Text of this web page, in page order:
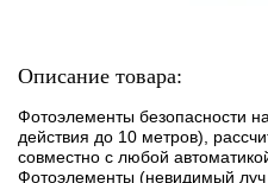
Описание товара:
Фотоэлементы безопасности
действия до 10 метров),
совместно с любой
Фотоэлементы (невидимый луч